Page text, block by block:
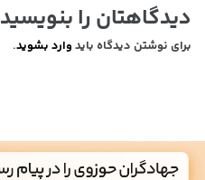
دیدگاهتان را بنویسید
برای نوشتن دیدگاه باید وارد بشوید.